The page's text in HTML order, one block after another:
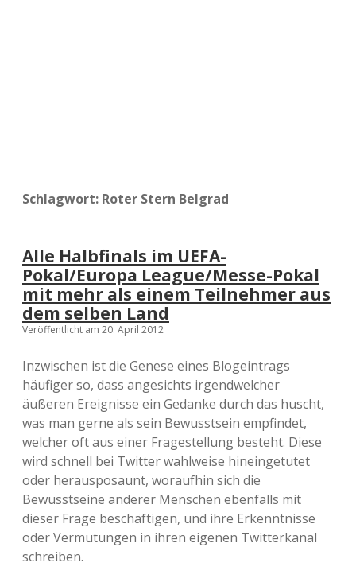
Schlagwort: Roter Stern Belgrad
Alle Halbfinals im UEFA-
Pokal/Europa League/Messe-Pokal
mit mehr als einem Teilnehmer aus
dem selben Land
Veröffentlicht am 20. April 2012
Inzwischen ist die Genese eines Blogeintrags
häufiger so, dass angesichts irgendwelcher
äußeren Ereignisse ein Gedanke durch das huscht,
was man gerne als sein Bewusstsein empfindet,
welcher oft aus einer Fragestellung besteht. Diese
wird schnell bei Twitter wahlweise hineingetutet
oder herausposaunt, woraufhin sich die
Bewusstseine anderer Menschen ebenfalls mit
dieser Frage beschäftigen, und ihre Erkenntnisse
oder Vermutungen in ihren eigenen Twitterkanal
schreiben.